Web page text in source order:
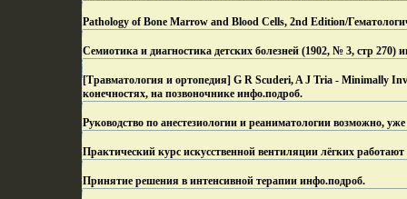
Pathology of Bone Marrow and Blood Cells, 2nd Edition/
Семиотика и диагностика детских болезней (1902, № 3, стр 270)
[Травматология и ортопедия] G R Scuderi, A J Tria - Minimally
конечностях, на позвоночнике инфо.подроб.
Руководство по анестезиологии и реаниматологии возможно,
Практический курс искусственной вентиляции лёгких
Принятие решения в интенсивной терапии инфо.подроб.